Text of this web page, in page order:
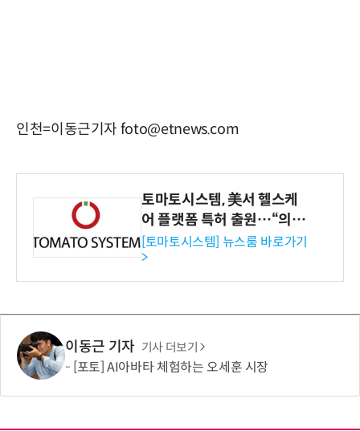
인천=이동근기자 foto@etnews.com
토마토시스템, 美서 헬스케
어 플랫폼 특허 출원…“의료
기관·보험사 공략”
[토마토시스템] 뉴스룸 바로가기
>
이동근 기자 기사 더보기
[포토] AI아바타 체험하는 오세훈 시장